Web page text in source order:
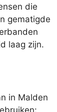
die
gematigde
laag zijn.
in Malden